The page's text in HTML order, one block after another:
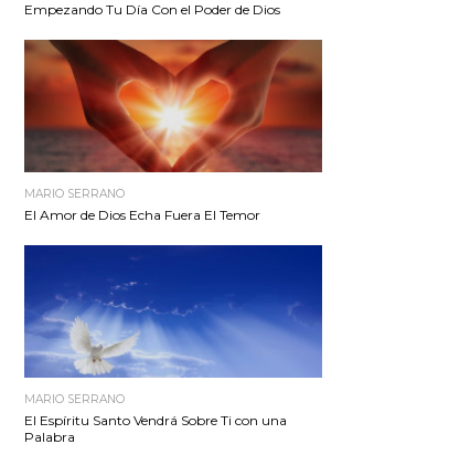
Empezando Tu Día Con el Poder de Dios
MARIO SERRANO
El Amor de Dios Echa Fuera El Temor
MARIO SERRANO
El Espíritu Santo Vendrá Sobre Ti con una
Palabra